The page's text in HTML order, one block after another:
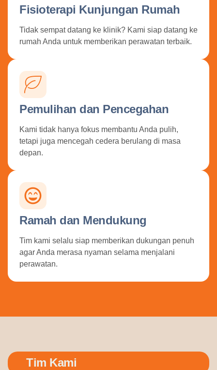
Fisioterapi Kunjungan Rumah
Tidak sempat datang ke klinik? Kami siap datang ke
rumah Anda untuk memberikan perawatan terbaik.
Pemulihan dan Pencegahan
Kami tidak hanya fokus membantu Anda pulih,
tetapi juga mencegah cedera berulang di masa
depan.
Ramah dan Mendukung
Tim kami selalu siap memberikan dukungan penuh
agar Anda merasa nyaman selama menjalani
perawatan.
Tim Kami